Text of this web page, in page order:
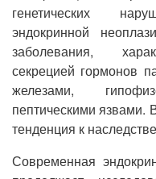
генетических
эндокринной
заболевания,
секрецией гормонов
железами,
пептическими язвами.
тенденция к
Современная